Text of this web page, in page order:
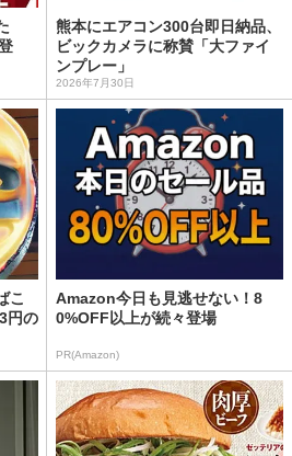
熊本にエアコン300台即日納品、
ビックカメラに称賛「大ファイ
ンプレー」
2026年7月30日
こ
円の
Amazon今日も見逃せない！8
0%OFF以上が続々登場
PR(Amazon)